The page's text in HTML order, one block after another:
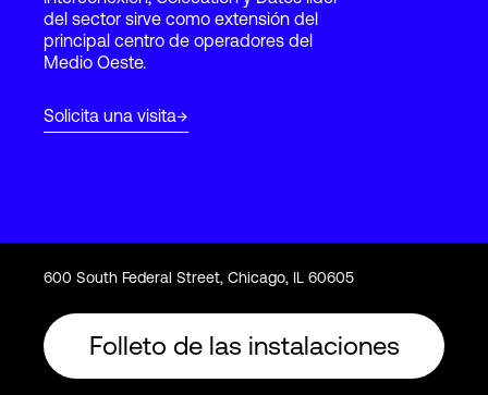
Login
del sector sirve como extensión del
principal centro de operadores del
Medio Oeste.
Solicita una visita
600 South Federal Street, Chicago, IL 60605
Folleto de las instalaciones